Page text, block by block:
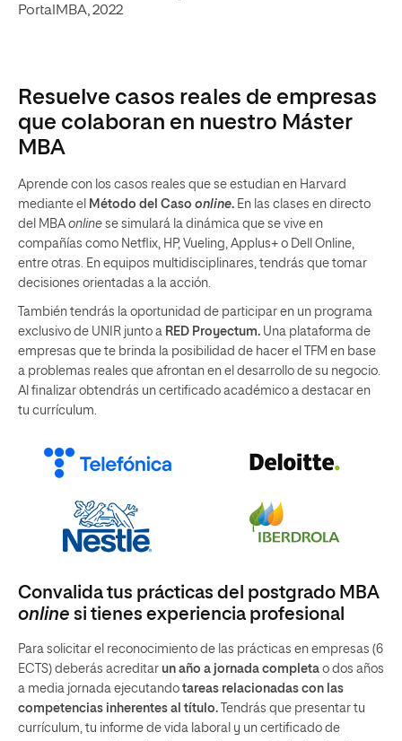
PortalMBA, 2022
Resuelve casos reales de empresas
que colaboran en nuestro Máster
MBA
Aprende con los casos reales que se estudian en Harvard
mediante el Método del Caso online. En las clases en directo
del MBAonline se simulará la dinámica que se vive en
compañías como Netflix, HP, Vueling, Applus+ o Dell Online,
entre otras. En equipos multidisciplinares, tendrás que tomar
decisiones orientadas a la acción.
También tendrás la oportunidad de participar en un programa
exclusivo de UNIR junto a RED Proyectum. Una plataforma de
empresas que te brinda la posibilidad de hacer el TFM en base
a problemas reales que afrontan en el desarrollo de su negocio.
Al finalizar obtendrás un certificado académico a destacar en
tu currículum.
Convalida tus prácticas del postgrado MBA
online si tienes experiencia profesional
Para solicitar el reconocimiento de las prácticas en empresas (6
ECTS) deberás acreditar un año a jornada completa o dos años
a media jornada ejecutando tareas relacionadas con las
competencias inherentes al título. Tendrás que presentar tu
currículum, tu informe de vida laboral y un certificado de